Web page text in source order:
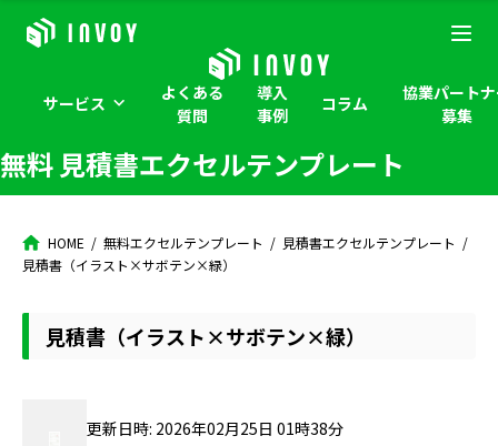
サービス
よくある
質問
導入
事例
コラム
協業パート
募集
無料 見積書エクセルテンプレート
HOME 無料エクセルテンプレート
見積書エクセルテンプレート
見積書（イラスト×サボテン×緑）
見積書（イラスト×サボテン×緑）
更新日時: 2026年02月25日 01時38分